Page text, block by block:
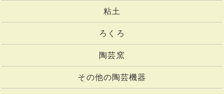
粘土
ろくろ
陶芸窯
その他の陶芸機器